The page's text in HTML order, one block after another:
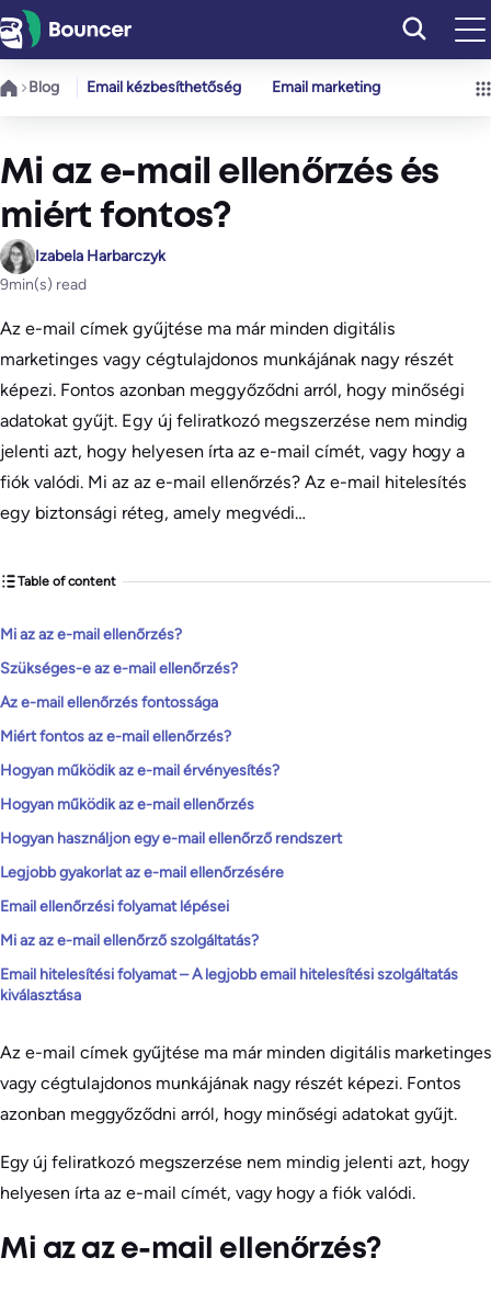
Ugrás
a
tartalomhoz
Blog Email kézbesíthetőség Email marketing
Mi az e-mail ellenőrzés és
miért fontos?
Izabela Harbarczyk
9min(s) read
Az e-mail címek gyűjtése ma már minden digitális
marketinges vagy cégtulajdonos munkájának nagy részét
képezi. Fontos azonban meggyőződni arról, hogy minőségi
adatokat gyűjt. Egy új feliratkozó megszerzése nem mindig
jelenti azt, hogy helyesen írta az e-mail címét, vagy hogy a
fiók valódi. Mi az az e-mail ellenőrzés? Az e-mail hitelesítés
egy biztonsági réteg, amely megvédi…
Table of content
Mi az az e-mail ellenőrzés?
Szükséges-e az e-mail ellenőrzés?
Az e-mail ellenőrzés fontossága
Miért fontos az e-mail ellenőrzés?
Hogyan működik az e-mail érvényesítés?
Hogyan működik az e-mail ellenőrzés
Hogyan használjon egy e-mail ellenőrző rendszert
Legjobb gyakorlat az e-mail ellenőrzésére
Email ellenőrzési folyamat lépései
Mi az az e-mail ellenőrző szolgáltatás?
Email hitelesítési folyamat – A legjobb email hitelesítési szolgáltatás
kiválasztása
Az e-mail címek gyűjtése ma már minden digitális marketinges
vagy cégtulajdonos munkájának nagy részét képezi. Fontos
azonban meggyőződni arról, hogy minőségi adatokat gyűjt.
Egy új feliratkozó megszerzése nem mindig jelenti azt, hogy
helyesen írta az e-mail címét, vagy hogy a fiók valódi.
Mi az az e-mail ellenőrzés?